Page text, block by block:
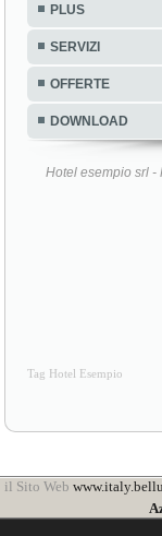
PLUS
SERVIZI
OFFERTE
DOWNLOAD
Hotel esempio srl -
Tag Hotel Esempio
il Sito Web